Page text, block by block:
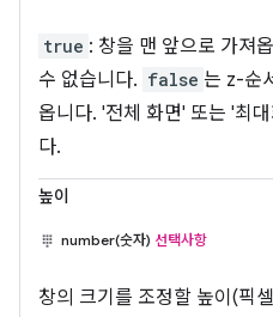
true : 창을 맨 앞으로 가져
수 없습니다. false 는 z-순
옵니다. '전체 화면' 또는 '최
다.
높이
number(숫자) 선택사항
창의 크기를 조정할 높이(픽